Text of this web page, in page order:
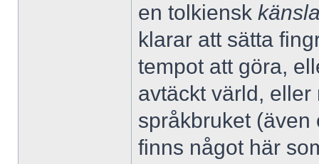
en tolkiensk
klarar att sätta
tempot att göra,
avtäckt värld,
språkbruket (även
finns något här